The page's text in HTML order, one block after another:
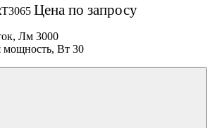
Цена по запросу
Лм 3000
мощность, Вт 30